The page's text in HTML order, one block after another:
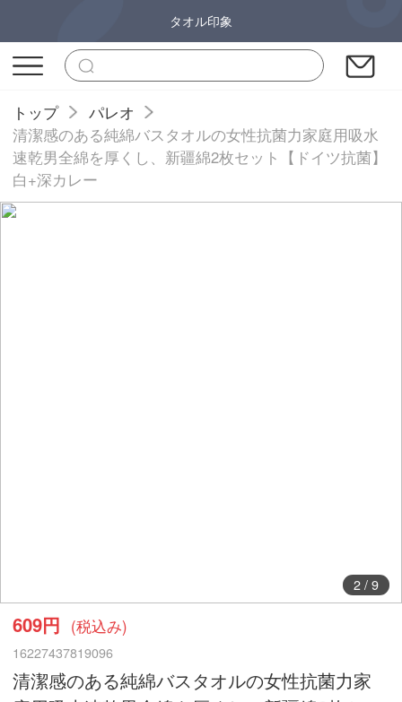
タオル印象
トップ
パレオ
清潔感のある純綿バスタオルの女性抗菌力家庭用吸水
速乾男全綿を厚くし、新疆綿2枚セット【ドイツ抗菌】
白+深カレー
2/ 9
609円 (税込み)
16227437819096
清潔感のある純綿バスタオルの女性抗菌力家